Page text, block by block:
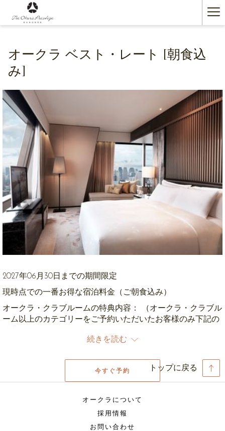
い
オークラ ベスト・レート [朝食込
み]
2027年06月30日までの期間限定
現時点での一番お得な宿泊料金（ご朝食込み）
オークラ・クラブルームの特典内容： （オークラ・クラブル
ーム以上のカテゴリーをご予約いただいたお客様のみ下記の
分まとめての受付、及びエクスプレスサービス／ドラ
イクリーニングは不可）
ランドリー（水洗い、ドライクリーニング、プレスサ
無料ローカルコール（固定電話へのみ）
客室にあるミニバー内のソフトドリンク(コーラ／スプ
ライト）及びビール無料（1日1回補充）
続きを読む
今すぐ予約 トップに戻る
オークラについて
採用情報
お問い合わせ